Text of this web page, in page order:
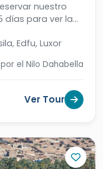
nuestro
días para ver la
Edfu, Luxor
el Nilo Dahabella
Ver Tour